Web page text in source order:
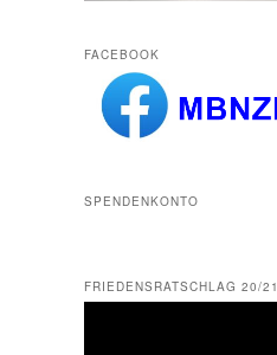
FACEBOOK
SPENDENKONTO
FRIEDENSRATSCHLAG 20/21